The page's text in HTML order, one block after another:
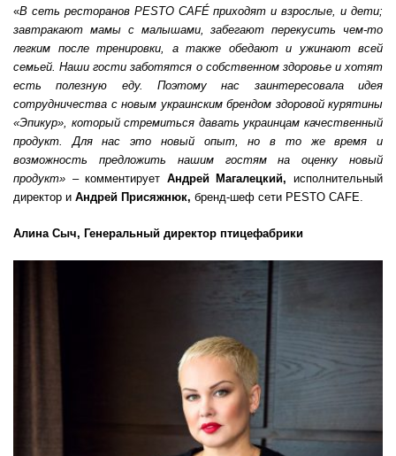
«В сеть ресторанов PESTO CAFÉ приходят и взрослые, и дети;
завтракают мамы с малышами, забегают перекусить чем-то
легким после тренировки, а также обедают и ужинают всей
семьей. Наши гости заботятся о собственном здоровье и хотят
есть полезную еду. Поэтому нас заинтересовала идея
сотрудничества с новым украинским брендом здоровой курятины
«Эпикур», который стремиться давать украинцам качественный
продукт. Для нас это новый опыт, но в то же время и
возможность предложить нашим гостям на оценку новый
продукт» –комментирует Андрей Магалецкий,исполнительный
директор и Андрей Присяжнюк, бренд-шеф сети PESTO CAFE.
Алина Сыч, Генеральный директор птицефабрики